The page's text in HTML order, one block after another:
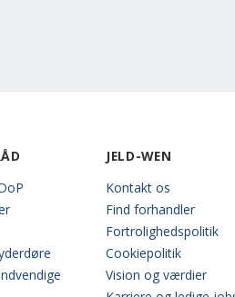
JELD-WEN
Kontakt os
Find forhandler
Fortrolighedspolitik
Cookiepolitik
Vision og værdier